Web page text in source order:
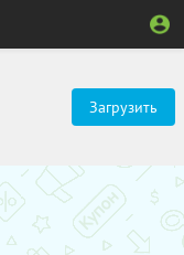
Загрузить